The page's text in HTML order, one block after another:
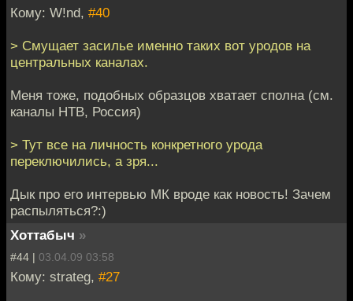
Кому: W!nd, #40
> Смущает засилье именно таких вот уродов на
центральных каналах.
Меня тоже, подобных образцов хватает сполна (см.
каналы НТВ, Россия)
> Тут все на личность конкретного урода
переключились, а зря...
Дык про его интервью МК вроде как новость! Зачем
распыляться?:)
Хоттабыч »
#44 | 03.04.09 03:58
Кому: strateg, #27